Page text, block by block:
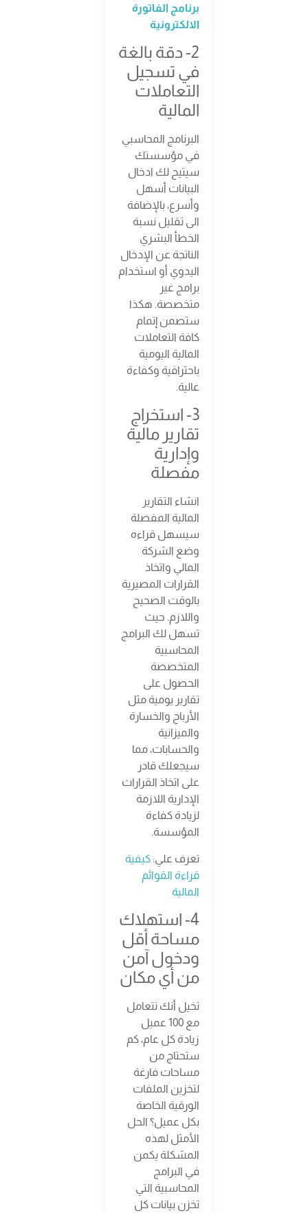
برنامج الفاتورة
الالكترونية
2- دقة بالغة
في تسجيل
التعاملات
المالية
البرنامج المحاسبي
في مؤسستك
سيتيح لك ادخال
البيانات أسهل
وأسرع، بالإضافة
الى تقليل نسبة
الخطأ البشري
الناتجة عن الإدخال
اليدوي أو استخدام
برامج غير
متخصصة. هكذا
ستصمن إتمام
كافة التعاملات
المالية اليومية
باحترافية وكفاءة
عالية.
3- استخراج
تقارير مالية
وإدارية
مفصلة
انشاء التقارير
المالية المفصلة
سيسهل قراءه
وضع الشركة
المالي واتخاذ
القرارات المصيرية
بالوقت الصحيح
واللازم. حيث
تسهل لك البرامج
المحاسبية
المتخصصة
الحصول على
تقارير يومية مثل
الأرباح والخسارة
والميزانية
والحسابات، مما
سيجعلك قادر
على اتخاذ القرارات
الإدارية اللازمة
لزيادة كفاءة
المؤسسة.
تعرف علي: كيفية
قراءة القوائم
المالية
4- استهلاك
مساحة أقل
ودخول آمن
من أي مكان
تخيل أنك تتعامل
مع 100 عميل
زيادة كل عام، كم
ستحتاج من
مساحات فارغة
لتخزين الملفات
الورقية الخاصة
بكل عميل؟ الحل
الأمثل لهذه
المشكلة يكمن
في البرامج
المحاسبية التي
تخزن بيانات كل